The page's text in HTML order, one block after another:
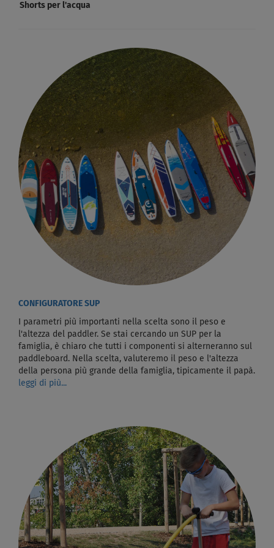
Shorts per l'acqua
CONFIGURATORE SUP
I parametri più importanti nella scelta sono il peso e
l'altezza del paddler. Se stai cercando un SUP per la
famiglia, è chiaro che tutti i componenti si alterneranno sul
paddleboard. Nella scelta, valuteremo il peso e l'altezza
della persona più grande della famiglia, tipicamente il papà.
leggi di più...